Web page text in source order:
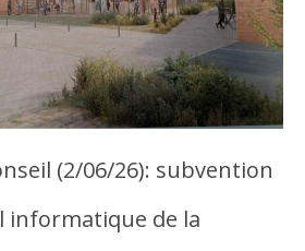
(2/06/26): subvention
informatique de la